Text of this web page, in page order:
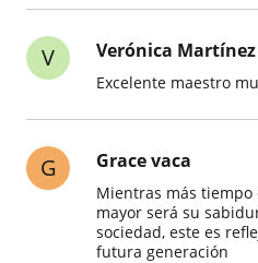
V Verónica
Excelente maestro
G Grace vaca
Mientras más
mayor será su
sociedad, este es
futura generación